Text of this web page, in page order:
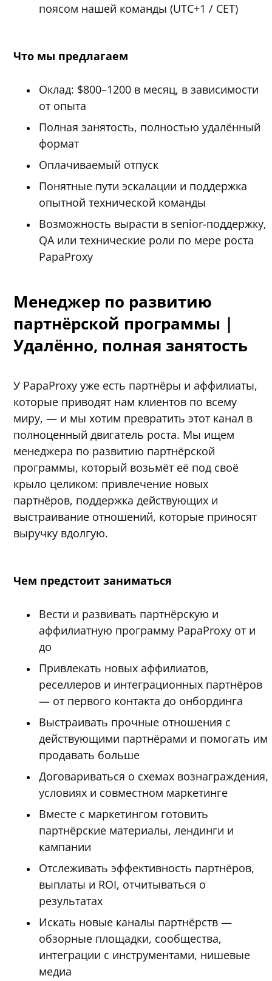
поясом нашей команды (UTC+1 / CET)
Что мы предлагаем
Оклад: $800–1200 в месяц, в зависимости
от опыта
Полная занятость, полностью удалённый
формат
Оплачиваемый отпуск
Понятные пути эскалации и поддержка
опытной технической команды
Возможность вырасти в senior-поддержку,
QA или технические роли по мере роста
PapaProxy
Менеджер по развитию
партнёрской программы |
Удалённо, полная занятость
У PapaProxy уже есть партнёры и аффилиаты,
которые приводят нам клиентов по всему
миру, — и мы хотим превратить этот канал в
полноценный двигатель роста. Мы ищем
менеджера по развитию партнёрской
программы, который возьмёт её под своё
крыло целиком: привлечение новых
партнёров, поддержка действующих и
выстраивание отношений, которые приносят
выручку вдолгую.
Чем предстоит заниматься
Вести и развивать партнёрскую и
аффилиатную программу PapaProxy от и
до
Привлекать новых аффилиатов,
реселлеров и интеграционных партнёров
— от первого контакта до онбординга
Выстраивать прочные отношения с
действующими партнёрами и помогать им
продавать больше
Договариваться о схемах вознаграждения,
условиях и совместном маркетинге
Вместе с маркетингом готовить
партнёрские материалы, лендинги и
кампании
Отслеживать эффективность партнёров,
выплаты и ROI, отчитываться о
результатах
Искать новые каналы партнёрств —
обзорные площадки, сообщества,
интеграции с инструментами, нишевые
медиа